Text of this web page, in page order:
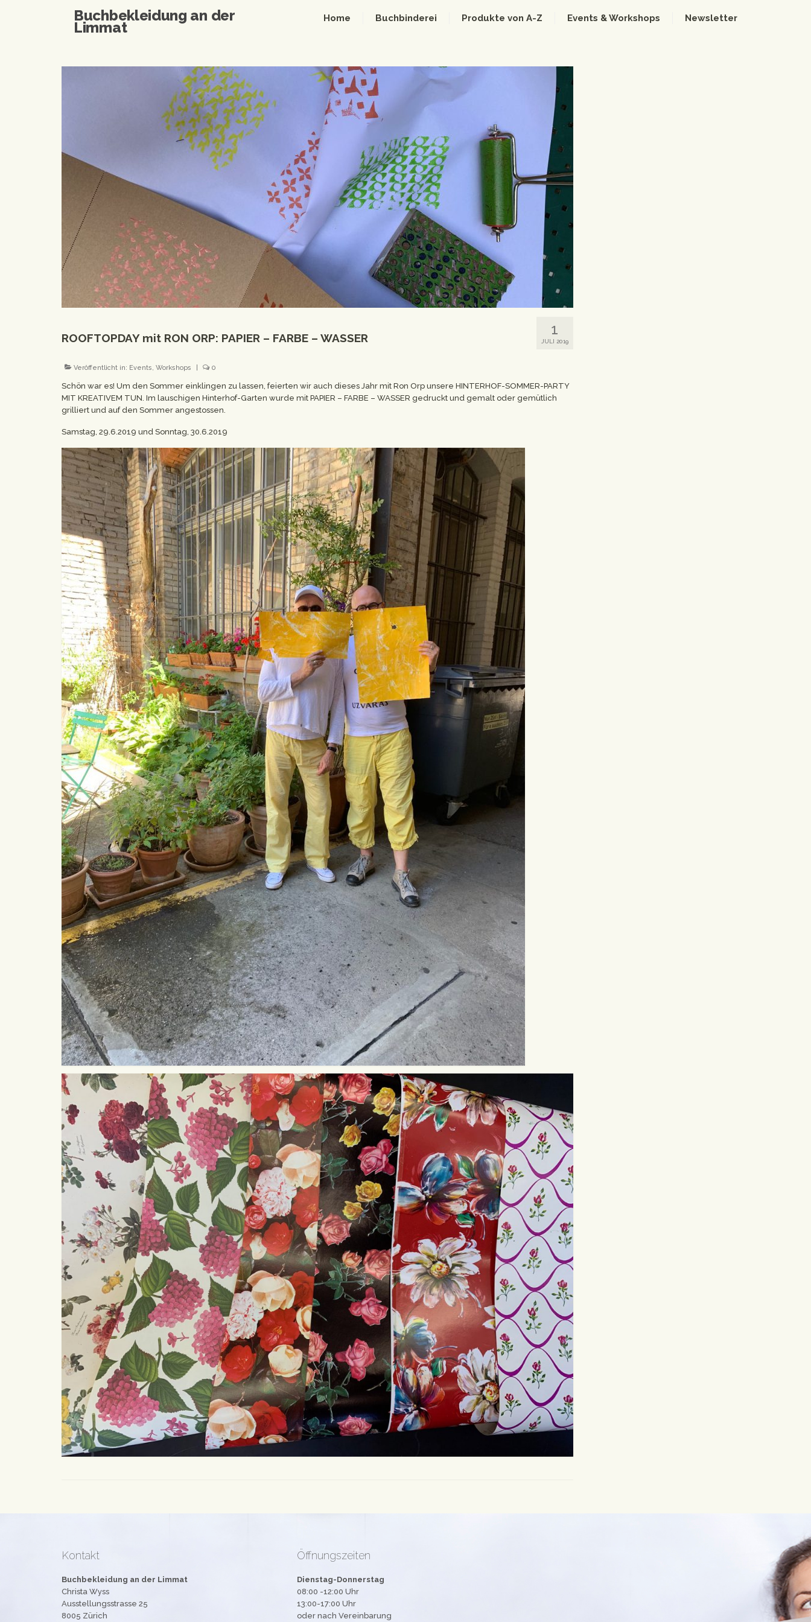
Buchbekleidung an der
Limmat
Home Buchbinderei Produkte von A-Z Events & Workshops Newsletter
1
JULI 2019
ROOFTOPDAY mit RON ORP: PAPIER – FARBE – WASSER
Veröffentlicht in: Events, Workshops 0
Schön war es! Um den Sommer einklingen zu lassen, feierten wir auch dieses Jahr mit Ron Orp unsere HINTERHOF-SOMMER-PARTY
MIT KREATIVEM TUN. Im lauschigen Hinterhof-Garten wurde mit PAPIER – FARBE – WASSER gedruckt und gemalt oder gemütlich
grilliert und auf den Sommer angestossen.
Samstag, 29.6.2019 und Sonntag, 30.6.2019
Kontakt
Buchbekleidung an der Limmat
Christa Wyss
Ausstellungsstrasse 25
8005 Zürich
Öffnungszeiten
Dienstag-Donnerstag
08:00 -12:00 Uhr
13:00-17:00 Uhr
oder nach Vereinbarung